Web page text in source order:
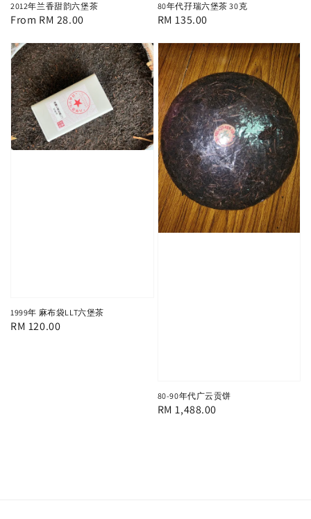
2012年兰香甜韵六堡茶
Regular
From RM 28.00
80年代孖瑞六堡茶 30克
Regular
RM 135.00
1999年 麻布袋LLT六堡茶
Regular
RM 120.00
80-90年代广云贡饼
Regular
RM 1,488.00